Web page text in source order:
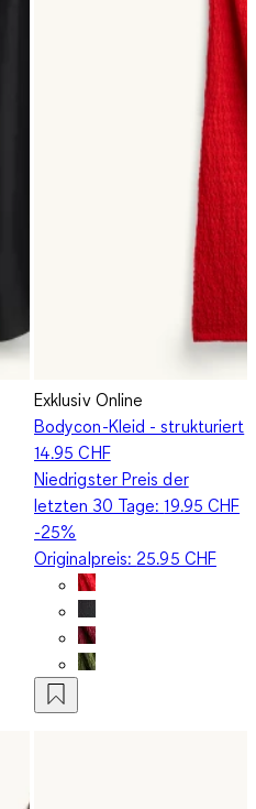
Exklusiv Online
Bodycon-Kleid - strukturiert
14.95 CHF
Niedrigster Preis der
letzten 30 Tage:19.95 CHF
-25%
Originalpreis: 25.95 CHF